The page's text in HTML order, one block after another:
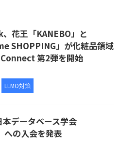
花王「KANEBO」と
SHOPPING」が化粧品領域
第2弾を開始
LLMO対策
本データベース学会
への入会を発表